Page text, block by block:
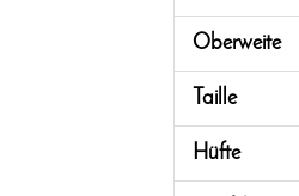
Oberweite
Taille
Hüfte